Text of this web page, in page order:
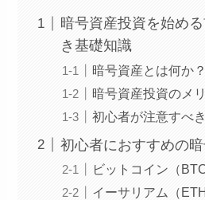
暗号資産投資を始め
き基礎知識
暗号資産とは何か
暗号資産投資のメ
初心者が注意すべ
初心者におすすめの
ビットコイン（
イーサリアム（